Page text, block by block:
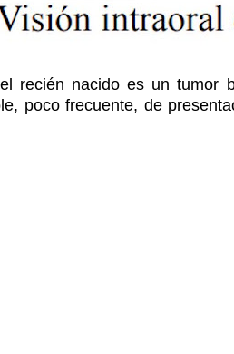
recién nacido es un tumor
poco frecuente, de